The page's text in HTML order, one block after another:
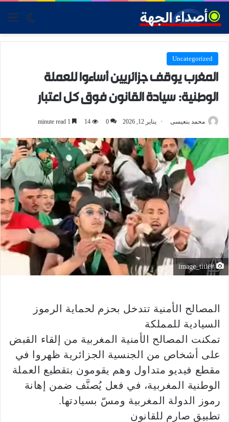
skin
Uncategorized
المغرب يوقف جزائريين أساءوا للعملة
الوطنية: سيادة القانون فوق كل اعتبار
محمد بنعيسى يناير 12, 2026 0
14
#image_title
المصالح الأمنية تتدخل بحزم لحماية الرموز
السيادية للمملكة
تمكنت المصالح الأمنية المغربية من إلقاء القبض
على أشخاص من الجنسية الجزائرية ظهروا في
مقطع فيديو متداول وهم يقومون بتقطيع العملة
الوطنية المغربية، في فعل يُصنَّف ضمن إهانة
رموز الدولة المغربية ومسّ بسيادتها.
تطبيق صارم للقانون